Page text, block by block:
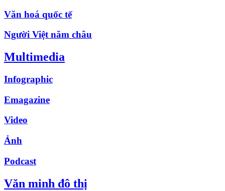
Văn hoá quốc tế
Người Việt năm châu
Multimedia
Infographic
Emagazine
Video
Ảnh
Podcast
Văn minh đô thị